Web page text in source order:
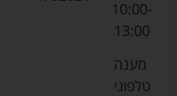
10:00-
13:00
מענה
טלפוני